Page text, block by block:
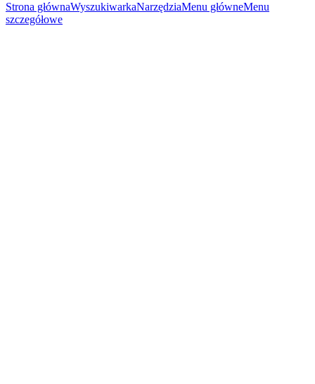
Strona głównaWyszukiwarkaNarzędziaMenu główneMenu
szczegółowe